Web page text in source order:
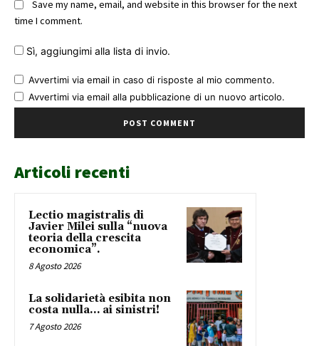
Save my name, email, and website in this browser for the next
time I comment.
Sì, aggiungimi alla lista di invio.
Avvertimi via email in caso di risposte al mio commento.
Avvertimi via email alla pubblicazione di un nuovo articolo.
Articoli recenti
Lectio magistralis di
Javier Milei sulla “nuova
teoria della crescita
economica”.
8 Agosto 2026
La solidarietà esibita non
costa nulla… ai sinistri!
7 Agosto 2026